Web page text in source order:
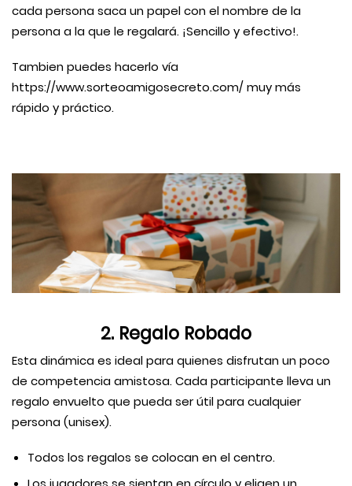
cada persona saca un papel con el nombre de la
persona a la que le regalará. ¡Sencillo y efectivo!.
Tambien puedes hacerlo vía
https://www.sorteoamigosecreto.com/ muy más
rápido y práctico.
2. Regalo Robado
Esta dinámica es ideal para quienes disfrutan un poco
de competencia amistosa. Cada participante lleva un
regalo envuelto que pueda ser útil para cualquier
persona (unisex).
Todos los regalos se colocan en el centro.